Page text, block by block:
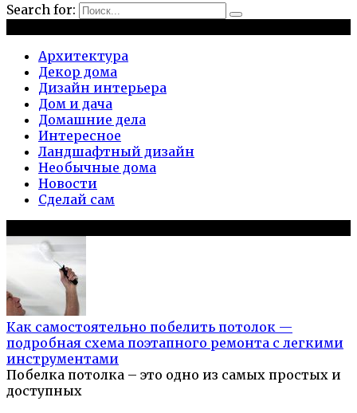
Search for:
Архитектура
Декор дома
Дизайн интерьера
Дом и дача
Домашние дела
Интересное
Ландшафтный дизайн
Необычные дома
Новости
Сделай сам
Как самостоятельно побелить потолок —
подробная схема поэтапного ремонта с легкими
инструментами
Побелка потолка – это одно из самых простых и
доступных